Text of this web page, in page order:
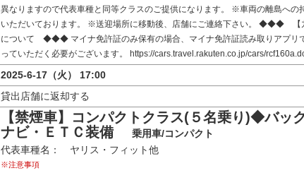
異なりますので代表車種と同等クラスのご提供になります。 ※車両の離島への
いただいております。 ※送迎場所に移動後、店舗にご連絡下さい。 ◆◆◆ 【
について ◆◆◆ マイナ免許証のみ保有の場合、マイナ免許証読み取りアプリ
っていただく必要がございます。 https://cars.travel.rakuten.co.jp/cars/
2025-6-17（火） 17:00
貸出店舗に返却する
【禁煙車】コンパクトクラス(５名乗り)◆バッ
ナビ・ＥＴＣ装備
乗用車/コンパクト
代表車種名： ヤリス・フィット他
※注意事項